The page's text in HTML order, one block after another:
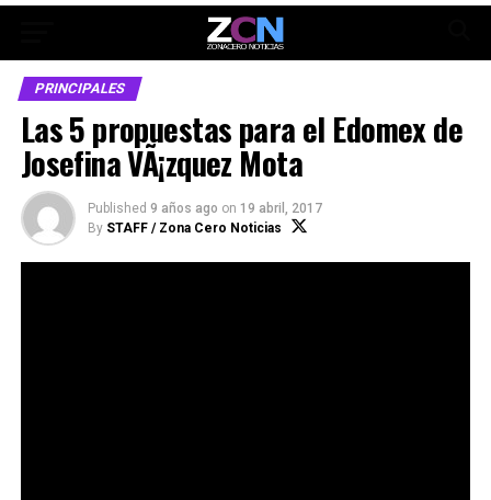
PRINCIPALES
Las 5 propuestas para el Edomex de
Josefina VÃ¡zquez Mota
Published 9 años ago on 19 abril, 2017
By STAFF / Zona Cero Noticias